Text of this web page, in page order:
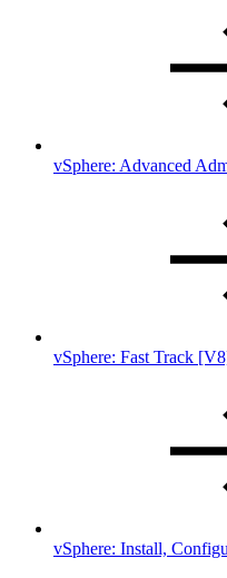
vSphere: Advanced
vSphere: Fast Track
vSphere: Install,